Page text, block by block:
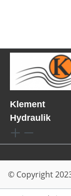
Klement
Hydraulik
© Copyright